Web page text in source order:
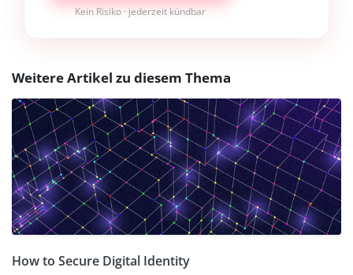
Kein Risiko · jederzeit kündbar
Weitere Artikel zu diesem Thema
How to Secure Digital Identity